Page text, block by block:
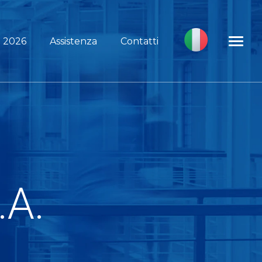
2026 Assistenza Contatti